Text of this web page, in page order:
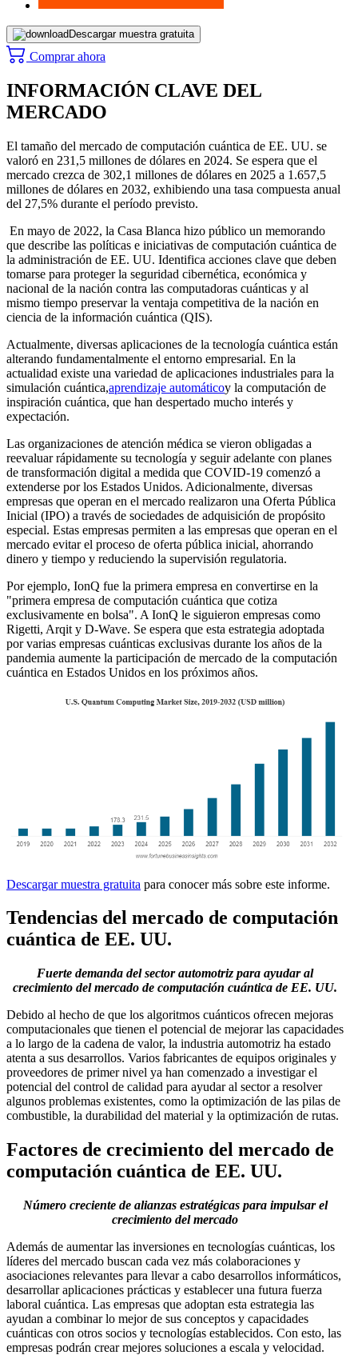
Descargar muestra gratuita
Comprar ahora
INFORMACIÓN CLAVE DEL
MERCADO
El tamaño del mercado de computación cuántica de EE. UU. se
valoró en 231,5 millones de dólares en 2024. Se espera que el
mercado crezca de 302,1 millones de dólares en 2025 a 1.657,5
millones de dólares en 2032, exhibiendo una tasa compuesta anual
del 27,5% durante el período previsto.
En mayo de 2022, la Casa Blanca hizo público un memorando
que describe las políticas e iniciativas de computación cuántica de
la administración de EE. UU. Identifica acciones clave que deben
tomarse para proteger la seguridad cibernética, económica y
nacional de la nación contra las computadoras cuánticas y al
mismo tiempo preservar la ventaja competitiva de la nación en
ciencia de la información cuántica (QIS).
Actualmente, diversas aplicaciones de la tecnología cuántica están
alterando fundamentalmente el entorno empresarial. En la
actualidad existe una variedad de aplicaciones industriales para la
simulación cuántica,aprendizaje automáticoy la computación de
inspiración cuántica, que han despertado mucho interés y
expectación.
Las organizaciones de atención médica se vieron obligadas a
reevaluar rápidamente su tecnología y seguir adelante con planes
de transformación digital a medida que COVID-19 comenzó a
extenderse por los Estados Unidos. Adicionalmente, diversas
empresas que operan en el mercado realizaron una Oferta Pública
Inicial (IPO) a través de sociedades de adquisición de propósito
especial. Estas empresas permiten a las empresas que operan en el
mercado evitar el proceso de oferta pública inicial, ahorrando
dinero y tiempo y reduciendo la supervisión regulatoria.
Por ejemplo, IonQ fue la primera empresa en convertirse en la
"primera empresa de computación cuántica que cotiza
exclusivamente en bolsa". A IonQ le siguieron empresas como
Rigetti, Arqit y D-Wave. Se espera que esta estrategia adoptada
por varias empresas cuánticas exclusivas durante los años de la
pandemia aumente la participación de mercado de la computación
cuántica en Estados Unidos en los próximos años.
Descargar muestra gratuita para conocer más sobre este informe.
Tendencias del mercado de computación
cuántica de EE. UU.
Fuerte demanda del sector automotriz para ayudar al
crecimiento del mercado de computación cuántica de EE. UU.
Debido al hecho de que los algoritmos cuánticos ofrecen mejoras
computacionales que tienen el potencial de mejorar las capacidades
a lo largo de la cadena de valor, la industria automotriz ha estado
atenta a sus desarrollos. Varios fabricantes de equipos originales y
proveedores de primer nivel ya han comenzado a investigar el
potencial del control de calidad para ayudar al sector a resolver
algunos problemas existentes, como la optimización de las pilas de
combustible, la durabilidad del material y la optimización de rutas.
Factores de crecimiento del mercado de
computación cuántica de EE. UU.
Número creciente de alianzas estratégicas para impulsar el
crecimiento del mercado
Además de aumentar las inversiones en tecnologías cuánticas, los
líderes del mercado buscan cada vez más colaboraciones y
asociaciones relevantes para llevar a cabo desarrollos informáticos,
desarrollar aplicaciones prácticas y establecer una futura fuerza
laboral cuántica. Las empresas que adoptan esta estrategia las
ayudan a combinar lo mejor de sus conceptos y capacidades
cuánticas con otros socios y tecnologías establecidos. Con esto, las
empresas podrán crear mejores soluciones a escala y velocidad.